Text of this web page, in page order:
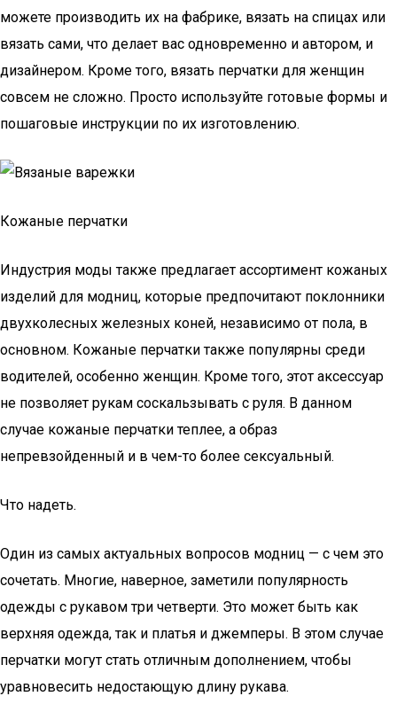
можете производить их на фабрике, вязать на спицах или
вязать сами, что делает вас одновременно и автором, и
дизайнером. Кроме того, вязать перчатки для женщин
совсем не сложно. Просто используйте готовые формы и
пошаговые инструкции по их изготовлению.
Кожаные перчатки
Индустрия моды также предлагает ассортимент кожаных
изделий для модниц, которые предпочитают поклонники
двухколесных железных коней, независимо от пола, в
основном. Кожаные перчатки также популярны среди
водителей, особенно женщин. Кроме того, этот аксессуар
не позволяет рукам соскальзывать с руля. В данном
случае кожаные перчатки теплее, а образ
непревзойденный и в чем-то более сексуальный.
Что надеть.
Один из самых актуальных вопросов модниц — с чем это
сочетать. Многие, наверное, заметили популярность
одежды с рукавом три четверти. Это может быть как
верхняя одежда, так и платья и джемперы. В этом случае
перчатки могут стать отличным дополнением, чтобы
уравновесить недостающую длину рукава.